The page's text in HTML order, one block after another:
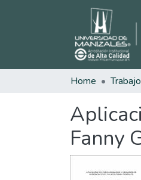
Home
Fanny